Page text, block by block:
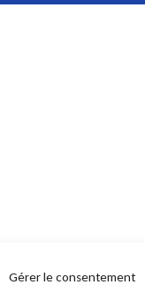
Gérer le consentement